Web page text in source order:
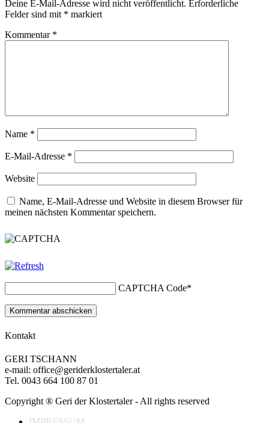
Deine E-Mail-Adresse wird nicht veröffentlicht. Erforderliche
Felder sind mit * markiert
Kommentar *
Name *
E-Mail-Adresse *
Website
Name, E-Mail-Adresse und Website in diesem Browser für
meinen nächsten Kommentar speichern.
CAPTCHA Code*
Kontakt
GERI TSCHANN
e-mail: office@geriderklostertaler.at
Tel. 0043 664 100 87 01
Copyright ® Geri der Klostertaler - All rights reserved